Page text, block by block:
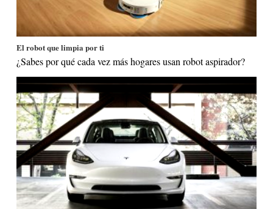
El robot que limpia por ti
¿Sabes por qué cada vez más hogares usan robot aspirador?